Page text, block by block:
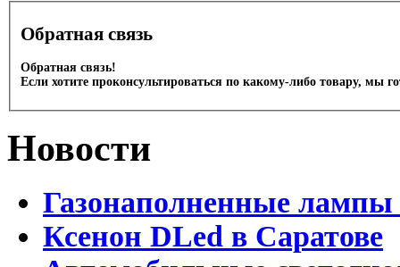
Обратная связь
Обратная связь!
Если хотите проконсультироваться по какому-либо товару, мы
Новости
Газонаполненные лампы
Ксенон DLed в Саратове